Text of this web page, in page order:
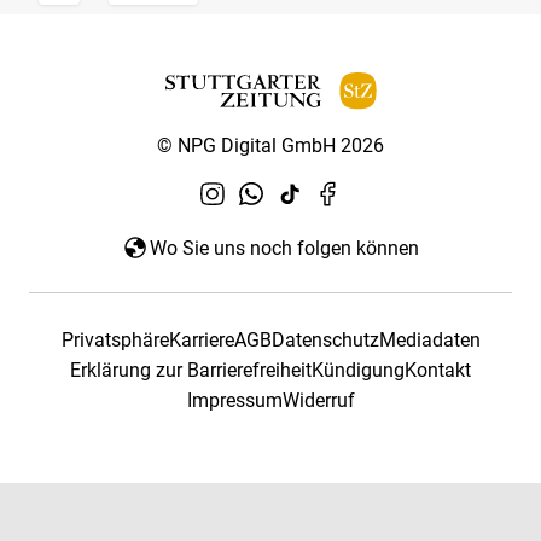
© NPG Digital GmbH 2026
Wo Sie uns noch folgen können
PrivatsphäreKarriereAGBDatenschutzMediadaten
Erklärung zur BarrierefreiheitKündigungKontakt
ImpressumWiderruf